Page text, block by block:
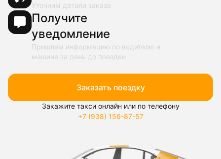
Уточним детали заказа
Получите
уведомление
Пришлем информацию по водителю и
машине за день до поездки
Заказать поездку
Закажите такси онлайн или по телефону
+7 (938) 156-87-57